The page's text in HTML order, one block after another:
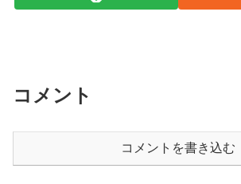
コメント
コメントを書き込む